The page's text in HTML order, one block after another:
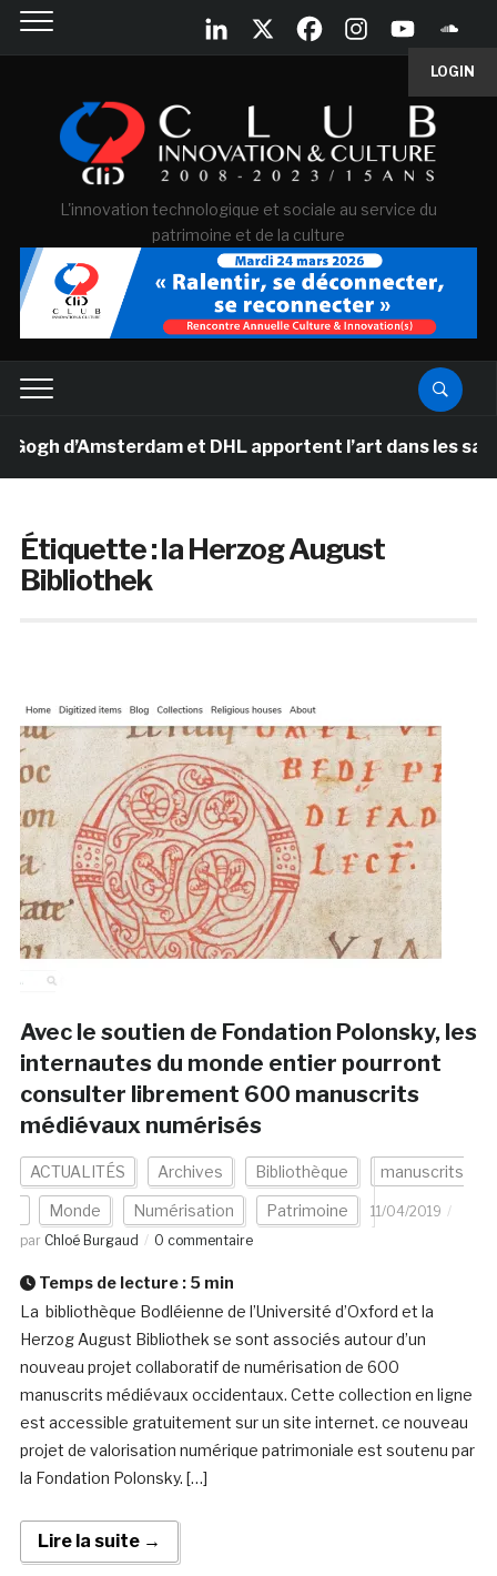
LOGIN
L'innovation technologique et sociale au service du
patrimoine et de la culture
d’Amsterdam et DHL apportent l’art dans les salles
Étiquette :la Herzog August
Bibliothek
Avec le soutien de Fondation Polonsky, les
internautes du monde entier pourront
consulter librement 600 manuscrits
médiévaux numérisés
ACTUALITÉS Archives Bibliothèque manuscrits
Monde Numérisation Patrimoine
11/04/2019
par Chloé Burgaud 0 commentaire
Temps de lecture : 5 min
La bibliothèque Bodléienne de l’Université d’Oxford et la
Herzog August Bibliothek se sont associés autour d’un
nouveau projet collaboratif de numérisation de 600
manuscrits médiévaux occidentaux. Cette collection en ligne
est accessible gratuitement sur un site internet. ce nouveau
projet de valorisation numérique patrimoniale est soutenu par
la Fondation Polonsky. […]
Lire la suite →